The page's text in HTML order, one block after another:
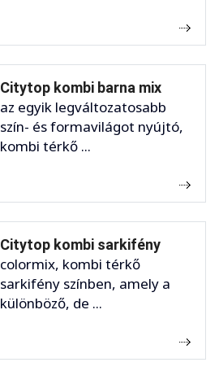
Citytop kombi barna mix
az egyik legváltozatosabb
szín- és formavilágot nyújtó,
kombi térkő ...
Citytop kombi sarkifény
colormix, kombi térkő
sarkifény színben, amely a
különböző, de ...